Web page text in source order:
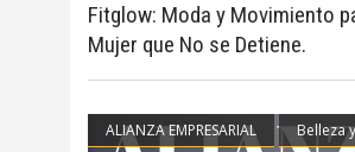
Fitglow: Moda y Movimiento
Mujer que No se Detiene.
ALIANZA EMPRESARIAL
Belleza